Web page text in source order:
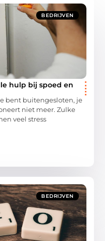
BEDRIJVEN
hulp bij spoed en
bent buitengesloten, je
niet meer. Zulke
veel stress
BEDRIJVEN